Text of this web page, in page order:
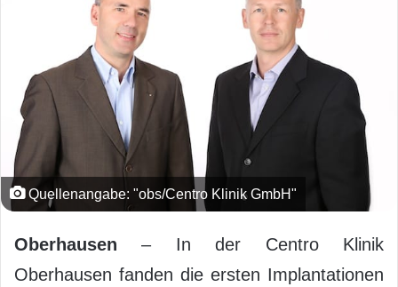
Quellenangabe: "obs/Centro Klinik GmbH"
Oberhausen – In der Centro Klinik
Oberhausen fanden die ersten Implantationen